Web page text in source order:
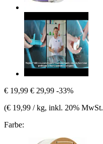
€ 19,99 € 29,99 -33%
(€ 19,99 / kg, inkl. 20% MwSt.
Farbe: